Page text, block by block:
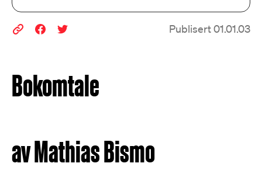
Publisert 01.01.03
Bokomtale
av Mathias Bismo